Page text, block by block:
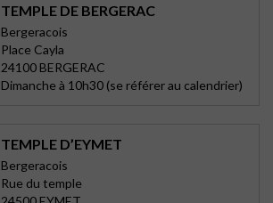
TEMPLE DE BERGERAC
Bergeracois
Place Cayla
24100 BERGERAC
Dimanche à 10h30 (se référer au calendrier)
TEMPLE D’EYMET
Bergeracois
Rue du temple